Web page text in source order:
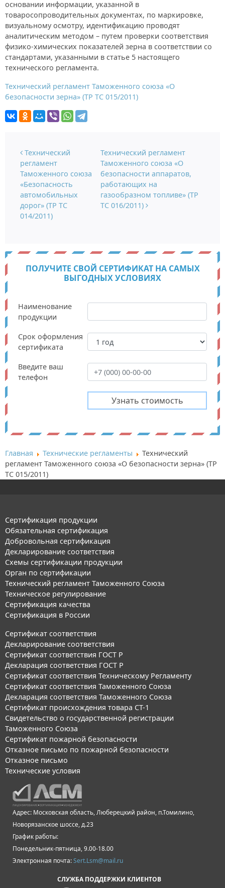
основании информации, указанной в
товаросопроводительных документах, по маркировке,
визуальному осмотру, идентификацию проводят
аналитическим методом – путем проверки соответствия
физико-химических показателей зерна в соответствии со
стандартами, указанными в статье 5 настоящего
технического регламента.
Технический регламент Таможенного союза «О
безопасности зерна» (ТР ТС 015/2011)
Навигация по записям
Технический
регламент
Таможенного союза
«Безопасность
автомобильных
дорог» (ТР ТС
014/2011)
Технический регламент
Таможенного союза «О
безопасности аппаратов,
работающих на
газообразном топливе» (ТР
ТС 016/2011)
ПОЛУЧИТЕ СВОЙ СЕРТИФИКАТ НА САМЫХ
ВЫГОДНЫХ УСЛОВИЯХ
Наименование
продукции
Срок оформления
сертификата
Введите ваш
телефон
Главная Технические регламенты
Технический
регламент Таможенного союза «О безопасности зерна» (ТР
ТС 015/2011)
Сертификация продукции
Обязательная сертификация
Добровольная сертификация
Декларирование соответствия
Схемы сертификации продукции
Орган по сертификации
Технический регламент Таможенного Союза
Техническое регулирование
Сертификация качества
Сертификация в России
Сертификат соответствия
Декларирование соответствия
Сертификат соответствия ГОСТ Р
Декларация соответствия ГОСТ Р
Сертификат соответствия Техническому Регламенту
Сертификат соответствия Таможенного Союза
Декларация соответствия Таможенного Союза
Сертификат происхождения товара СТ-1
Свидетельство о государственной регистрации
Таможенного Союза
Сертификат пожарной безопасности
Отказное письмо по пожарной безопасности
Отказное письмо
Технические условия
Адрес: Московская область, Люберецкий район, п.Томилино,
Новорязанское шоссе, д.23
График работы:
Понедельник-пятница, 9.00-18.00
Электронная почта:Sert.Lsm@mail.ru
СЛУЖБА ПОДДЕРЖКИ КЛИЕНТОВ